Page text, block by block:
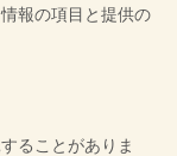
報の項目と提供の
ることがありま